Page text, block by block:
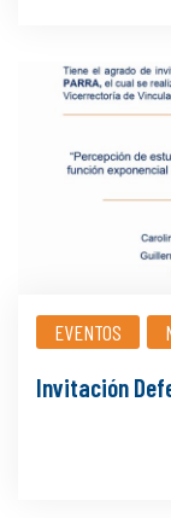
EVENTOS
Invitación